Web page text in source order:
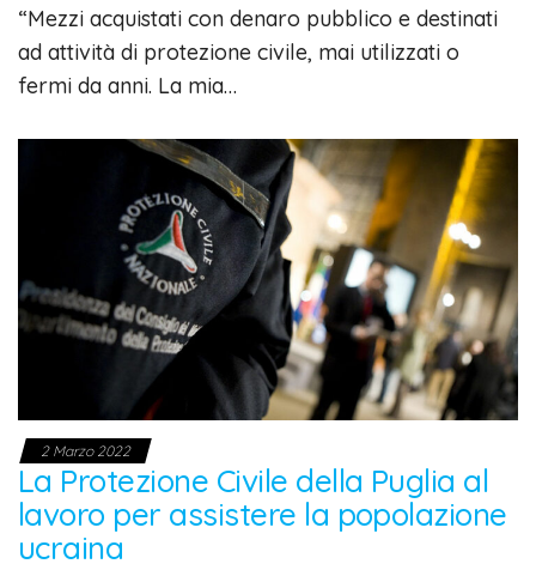
“Mezzi acquistati con denaro pubblico e destinati
ad attività di protezione civile, mai utilizzati o
fermi da anni. La mia…
2 Marzo 2022
La Protezione Civile della Puglia al
lavoro per assistere la popolazione
ucraina